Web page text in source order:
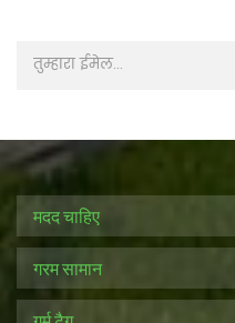
मदद चाहिए
गरम सामान